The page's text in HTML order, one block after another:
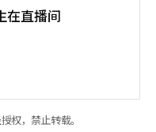
在直播间
权，禁止转载。